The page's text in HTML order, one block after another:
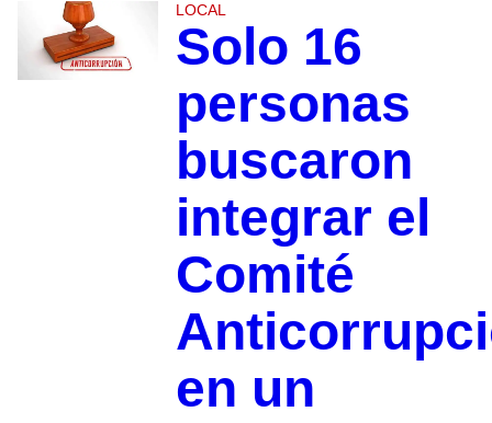
LOCAL
Solo 16
personas
buscaron
integrar el
Comité
en un